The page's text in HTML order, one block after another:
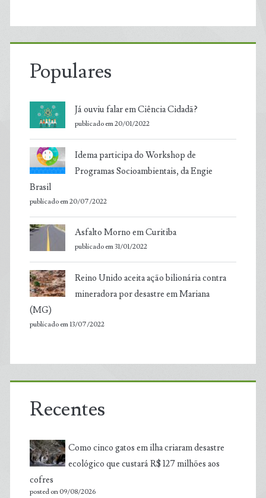
Populares
Já ouviu falar em Ciência Cidadã?
publicado em 20/01/2022
Idema participa do Workshop de
Programas Socioambientais, da Engie
Brasil
publicado em 20/07/2022
Asfalto Morno em Curitiba
publicado em 31/01/2022
Reino Unido aceita ação bilionária contra
mineradora por desastre em Mariana
(MG)
publicado em 13/07/2022
Recentes
Como cinco gatos em ilha criaram desastre
ecológico que custará R$ 127 milhões aos
cofres
posted on 09/08/2026